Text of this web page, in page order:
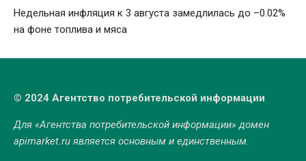
Недельная инфляция к 3 августа замедлилась до –0.02%
на фоне топлива и мяса
© 2024 Агентство потребительской информации
Для «Агентства потребительской информации» домен
apimarket.ruявляется основным и единственным.